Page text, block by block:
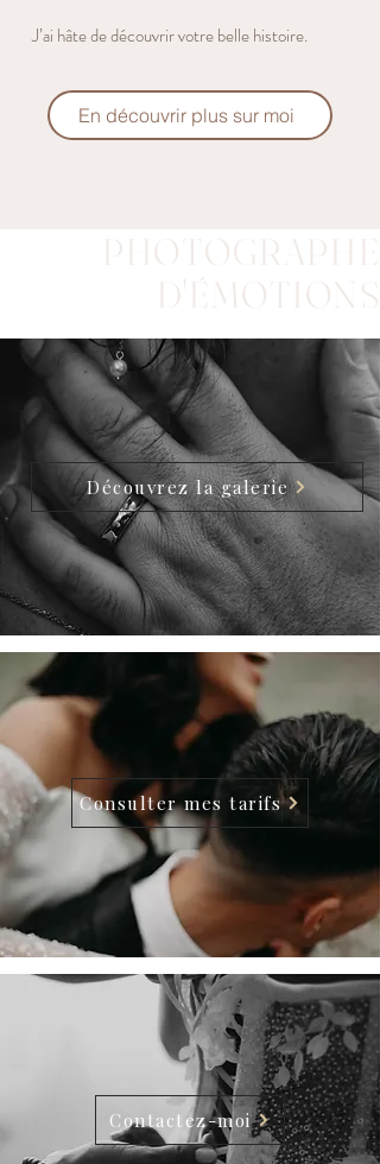
J’ai hâte de découvrir votre belle histoire.
En découvrir plus sur moi
PHOTOGRAPHE
D'ÉMOTIONS
Découvrez la galerie
Consulter mes tarifs
Contactez-moi